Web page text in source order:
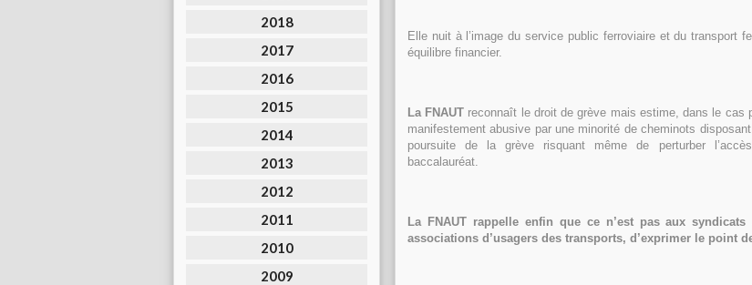
2018
2017
2016
2015
2014
2013
2012
2011
2010
2009
Elle nuit à l’image du service public ferroviaire et du transport
équilibre financier.
La FNAUT reconnaît le droit de grève mais estime, dans le cas
manifestement abusive par une minorité de cheminots
poursuite de la grève risquant même de perturber
baccalauréat.
La FNAUT rappelle enfin que ce n’est pas aux
associations d’usagers des transports, d’exprimer le point